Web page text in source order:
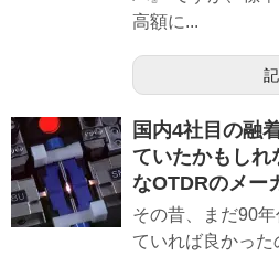
高額に...
国内4社目の融
ていたかもしれ
なOTDRのメー
その昔、まだ90
ていれば良かった